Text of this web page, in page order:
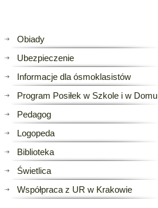
Obiady
Ubezpieczenie
Informacje dla ósmoklasistów
Program Posiłek w Szkole i w Domu
Pedagog
Logopeda
Biblioteka
Świetlica
Współpraca z UR w Krakowie